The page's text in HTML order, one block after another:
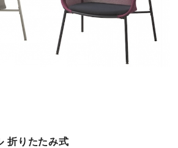
折りたたみ式